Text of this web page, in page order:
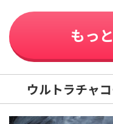
もっ
ウルトラチャ